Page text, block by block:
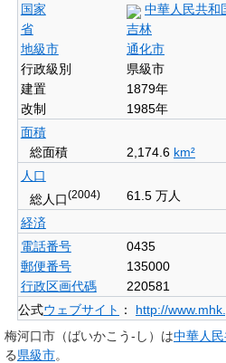
国家
中華人民共和
省
吉林
地級市
通化市
行政級別
県級市
建置
1879年
改制
1985年
面積
総面積
2,174.6 km²
人口
総人口(2004)
61.5 万人
経済
電話番号
0435
郵便番号
135000
行政区画代碼
220581
公式ウェブサイト ：
http://
梅河口市 （ばいかこう-し）は中華人
る県級市。